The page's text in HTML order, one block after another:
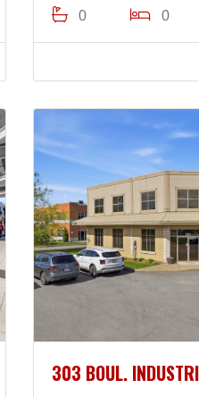
0 0
303 BOUL.